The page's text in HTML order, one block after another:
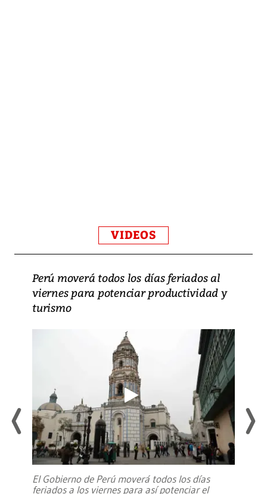
VIDEOS
Perú moverá todos los días feriados al
viernes para potenciar productividad y
turismo
El Gobierno de Perú moverá todos los días
feriados a los viernes para así potenciar el